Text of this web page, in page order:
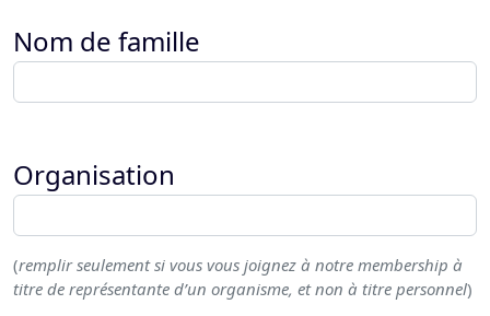
Nom de famille
Organisation
(remplir seulement si vous vous joignez à notre membership à
titre de représentante d’un organisme, et non à titre personnel)